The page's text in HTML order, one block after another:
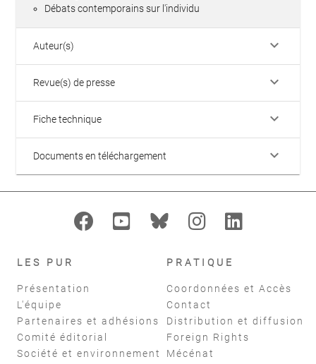
Débats contemporains sur l'individu
Auteur(s) keyboard_arrow_down
Revue(s) de presse keyboard_arrow_down
Fiche technique keyboard_arrow_down
Documents en téléchargement keyboard_arrow_down
LES PUR
Présentation
L'équipe
Partenaires et adhésions
Comité éditorial
Société et environnement
PRATIQUE
Coordonnées et Accès
Contact
Distribution et diffusion
Foreign Rights
Mécénat